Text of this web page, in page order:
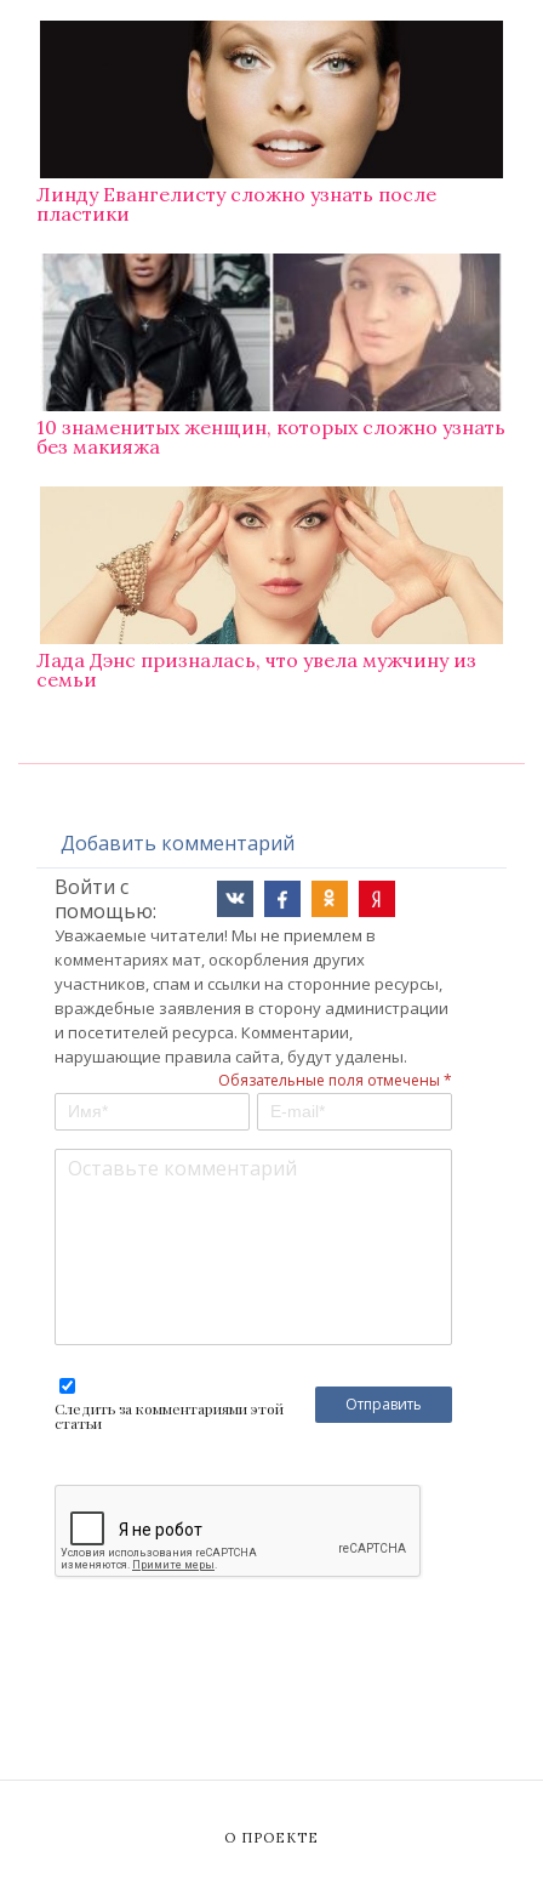
Линду Евангелисту сложно узнать после
пластики
10 знаменитых женщин, которых сложно узнать
без макияжа
Лада Дэнс призналась, что увела мужчину из
семьи
Добавить комментарий
Войти с
помощью:
Уважаемые читатели! Мы не приемлем в
комментариях мат, оскорбления других
участников, спам и ссылки на сторонние ресурсы,
враждебные заявления в сторону администрации
и посетителей ресурса. Комментарии,
нарушающие правила сайта, будут удалены.
Обязательные поля отмечены *
Следить за комментариями этой
статьи
О ПРОЕКТЕ